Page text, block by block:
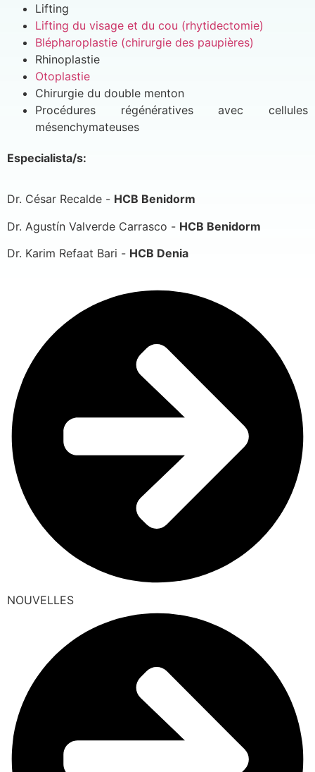
Lifting
Lifting du visage et du cou (rhytidectomie)
Blépharoplastie (chirurgie des paupières)
Rhinoplastie
Otoplastie
Chirurgie du double menton
Procédures régénératives avec cellules
mésenchymateuses
Especialista/s:
Dr. César Recalde - HCB Benidorm
Dr. Agustín Valverde Carrasco - HCB Benidorm
Dr. Karim Refaat Bari - HCB Denia
NOUVELLES